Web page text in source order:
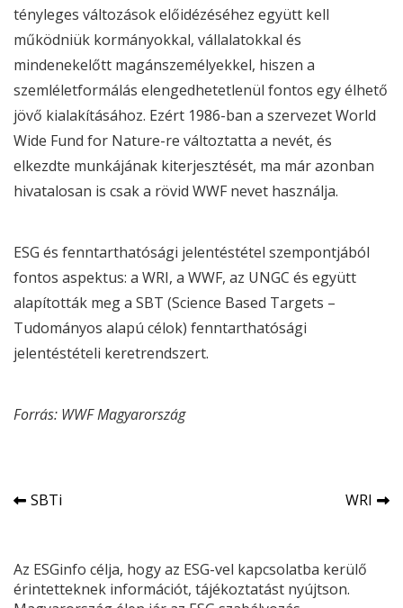
tényleges változások előidézéséhez együtt kell
működniük kormányokkal, vállalatokkal és
mindenekelőtt magánszemélyekkel, hiszen a
szemléletformálás elengedhetetlenül fontos egy élhető
jövő kialakításához. Ezért 1986-ban a szervezet World
Wide Fund for Nature-re változtatta a nevét, és
elkezdte munkájának kiterjesztését, ma már azonban
hivatalosan is csak a rövid WWF nevet használja.
ESG és fenntarthatósági jelentéstétel szempontjából
fontos aspektus: a WRI, a WWF, az UNGC és együtt
alapították meg a SBT (Science Based Targets –
Tudományos alapú célok) fenntarthatósági
jelentéstételi keretrendszert.
Forrás: WWFMagyarország
Bejegyzés
SBTi WRI
Az ESGinfo célja, hogy az ESG-vel kapcsolatba kerülő
érintetteknek információt, tájékoztatást nyújtson.